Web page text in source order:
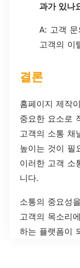
과가 있나
A: 고객
고객의 이
결론
홈페이지 제작
중요한 요소로
고객의 소통 채
높이는 것이 필
이러한 고객 소
니다.
소통의 중요성
고객의 목소리
하는 플랫폼이